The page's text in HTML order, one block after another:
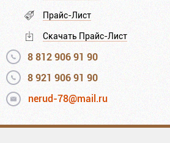
Прайс-Лист
Скачать Прайс-Лист
8 812 906 91 90
8 921 906 91 90
nerud-78@mail.ru